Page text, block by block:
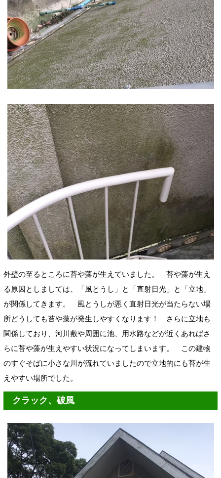
外壁の至るところに苔や藻が生えていました。 苔や藻が生え
る原因としましては、「風とうし」と「直射日光」と「立地」
が関係してきます。 風とうしが悪く直射日光が当たらない場
所どうしても苔や藻が発生しやすくなります！ さらに立地も
関係しており、河川敷や周囲に池、用水路などが近くあればさ
らに苔や藻が生えやすい状況になってしまいます。 この建物
のすぐそばに小さな川が流れていましたので立地的にも苔が生
えやすい場所でした。
クラック、破風